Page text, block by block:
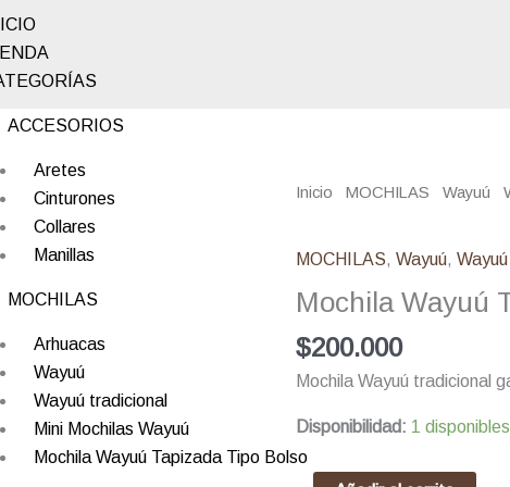
ACCESORIOS
Aretes
Cinturones
Collares
Manillas
MOCHILAS
Arhuacas
Wayuú
Wayuú tradicional
Mini Mochilas Wayuú
Mochila Wayuú Tapizada Tipo Bolso
Inicio MOCHILAS Wayuú
MOCHILAS, Wayuú,
Mochila Wayuú
$200.000
Mochila Wayuú tradicional
Disponibilidad: 1 disponibles
Mochila
Diseño
cantidad